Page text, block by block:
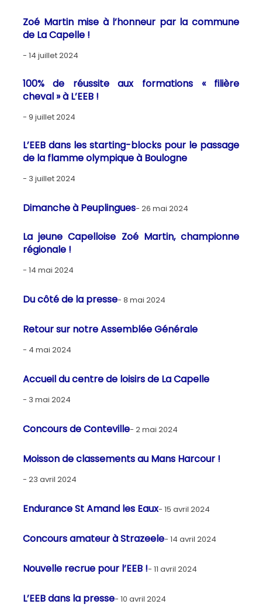
Zoé Martin mise à l’honneur par la commune
de La Capelle !
14 juillet 2024
100% de réussite aux formations « filière
cheval » à L’EEB !
9 juillet 2024
L’EEB dans les starting-blocks pour le passage
de la flamme olympique à Boulogne
3 juillet 2024
Dimanche à Peuplingues 26 mai 2024
La jeune Capelloise Zoé Martin, championne
régionale !
14 mai 2024
Du côté de la presse 8 mai 2024
Retour sur notre Assemblée Générale
4 mai 2024
Accueil du centre de loisirs de La Capelle
3 mai 2024
Concours de Conteville 2 mai 2024
Moisson de classements au Mans Harcour !
23 avril 2024
Endurance St Amand les Eaux 15 avril 2024
Concours amateur à Strazeele 14 avril 2024
Nouvelle recrue pour l’EEB ! 11 avril 2024
L’EEB dans la presse 10 avril 2024